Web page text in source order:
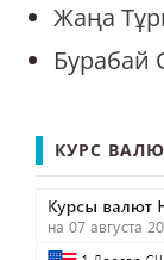
Жаңа
Бурабай
КУРС